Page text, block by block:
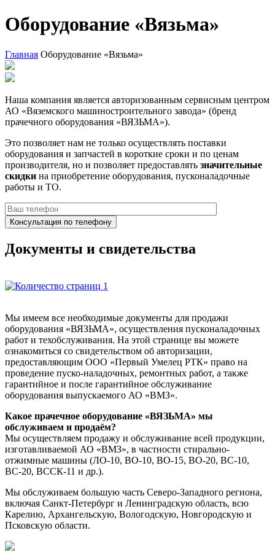
Оборудование «Вязьма»
Главная Оборудование «Вязьма»
Наша компания является авторизованным сервисным центром
АО «Вяземского машиностроительного завода» (бренд
прачечного оборудования «ВЯЗЬМА»).
Это позволяет нам не только осуществлять поставки
оборудования и запчастей в короткие сроки и по ценам
производителя, но и позволяет предоставлять значительные
скидки на приобретение оборудования, пусконаладочные
работы и ТО.
Документы и свидетельства
1
Мы имеем все необходимые документы для продажи
оборудования «ВЯЗЬМА», осуществления пусконаладочных
работ и техобслуживания. На этой странице вы можете
ознакомиться со свидетельством об авторизации,
предоставляющим ООО «Первый Умелец РТК» право на
проведение пуско-наладочных, ремонтных работ, а также
гарантийное и после гарантийное обслуживание
оборудования выпускаемого АО «ВМЗ».
Какое прачечное оборудование «ВЯЗЬМА» мы
обслуживаем и продаём?
Мы осуществляем продажу и обслуживание всей продукции,
изготавливаемой АО «ВМЗ», в частности стирально-
отжимные машины (ЛО-10, ВО-10, ВО-15, ВО-20, ВС-10,
ВС-20, ВССК-11 и др.).
Мы обслуживаем большую часть Северо-Западного региона,
включая Санкт-Петербург и Ленинградскую область, всю
Карелию, Архангельскую, Вологодскую, Новгородскую и
Псковскую области.